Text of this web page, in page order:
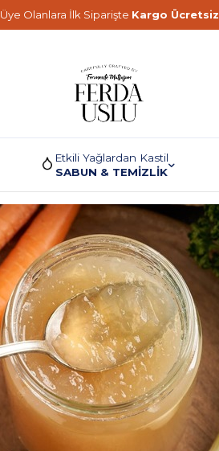
Üye Olanlara İlk Siparişte Kargo Ücretsiz
Etkili Yağlardan Kastil
SABUN & TEMİZLİK